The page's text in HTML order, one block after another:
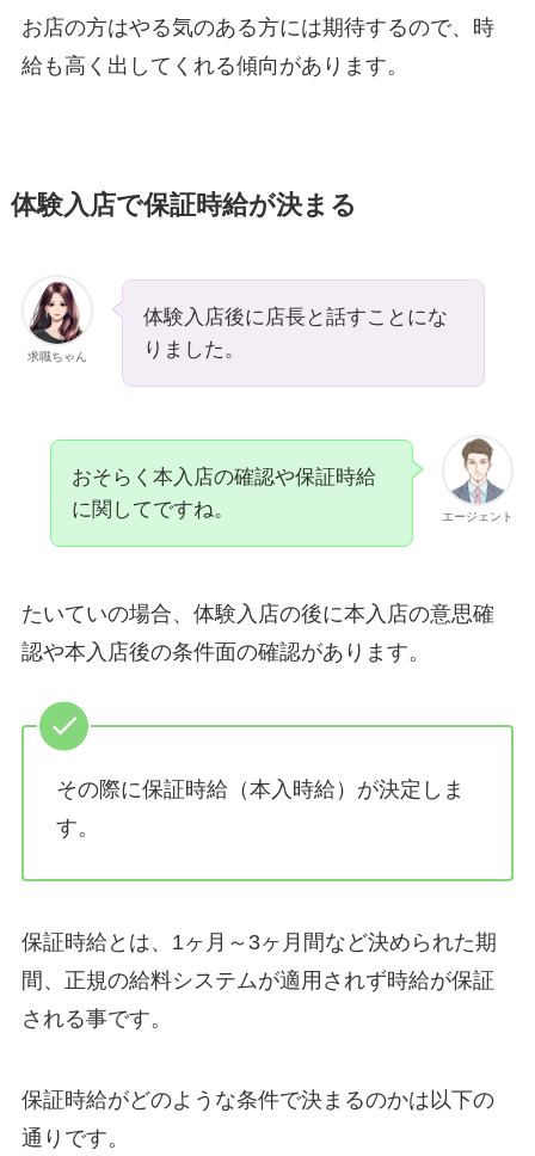
お店の方はやる気のある方には期待するので、時
給も高く出してくれる傾向があります。
体験入店で保証時給が決まる
求職ちゃん
体験入店後に店長と話すことにな
りました。
エージェント
おそらく本入店の確認や保証時給
に関してですね。
たいていの場合、体験入店の後に本入店の意思確
認や本入店後の条件面の確認があります。
その際に保証時給（本入時給）が決定しま
す。
保証時給とは、1ヶ月～3ヶ月間など決められた期
間、正規の給料システムが適用されず時給が保証
される事です。
保証時給がどのような条件で決まるのかは以下の
通りです。